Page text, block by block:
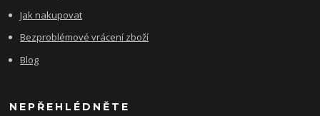
Jak nakupovat
Bezproblémové vrácení zboží
Blog
NEPŘEHLÉDNĚTE